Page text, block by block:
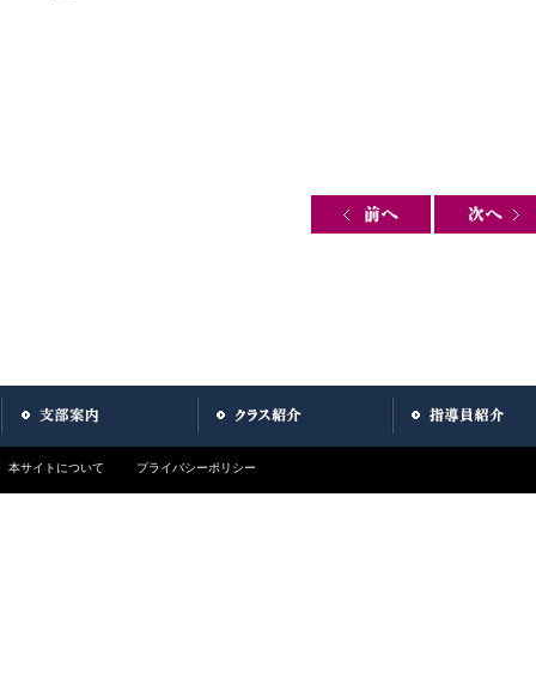
本サイトについて プライバシーポリシー